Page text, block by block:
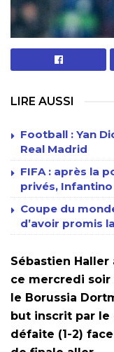
LIRE AUSSI
Football : Yan
Real Madrid
FIFA : après la
privés,
Coupe du
d’avoir promis
Sébastien
ce mercredi soir
le Borussia
but inscrit par le
défaite (1-2)